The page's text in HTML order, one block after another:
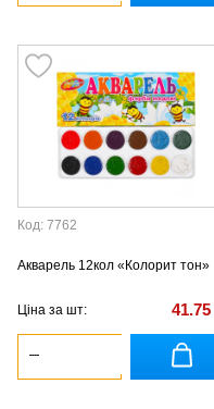
Код: 7762
Акварель 12кол «Колорит тон»
Ціна за шт: 41.75